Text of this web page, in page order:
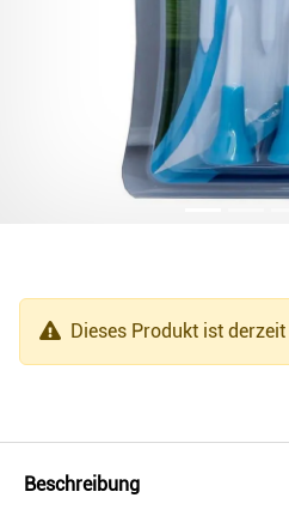
Dieses Produkt ist
Beschreibung